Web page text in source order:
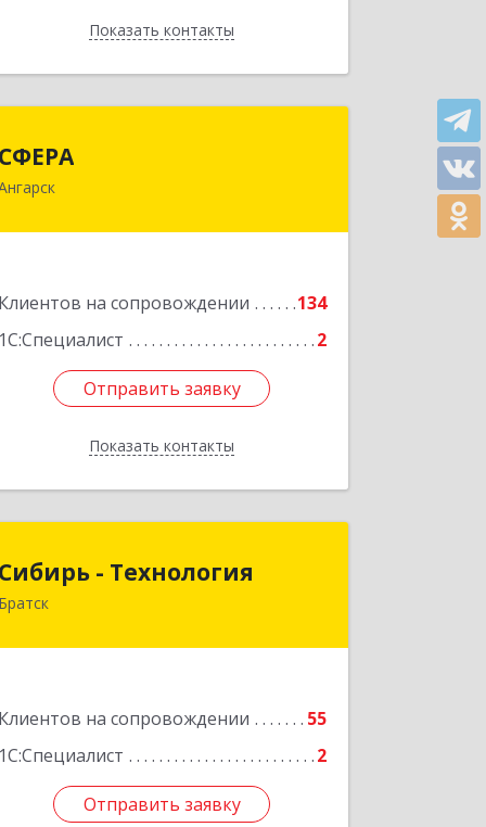
Показать контакты
Назад
СФЕРА
Клиентов на сопровождении
134
1С:Специалист
2
Отправить заявку
Показать контакты
665816, Иркутская обл, Ангарск г, 177-
Отправить заявку
Назад
Сибирь - Технология
Братск
Клиентов на сопровождении
55
1С:Специалист
2
Отправить заявку
Подробнее
Отправить заявку